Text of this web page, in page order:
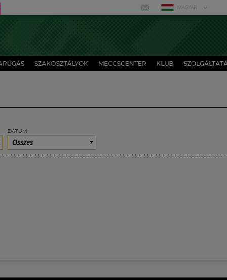
MAGYAR
SZAKOSZTÁLYOK MECCSCENTER KLUB
DÁTUM
Összes